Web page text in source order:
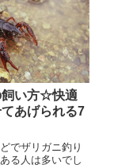
飼い方☆快適
あげられる7
でザリガニ釣り
る人は多いでし